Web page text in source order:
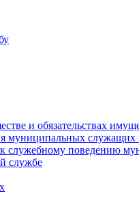
и обязательствах
муниципальных служащих
служебному поведению
службе